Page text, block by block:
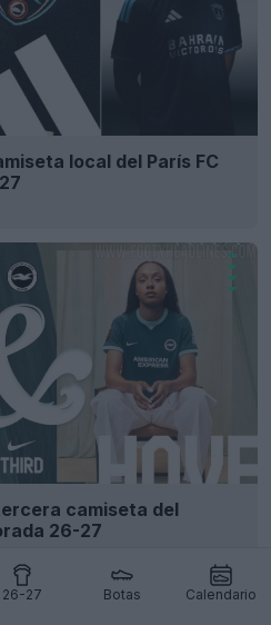
26-27 Botas Calendario
local del París FC
camiseta del
26-27